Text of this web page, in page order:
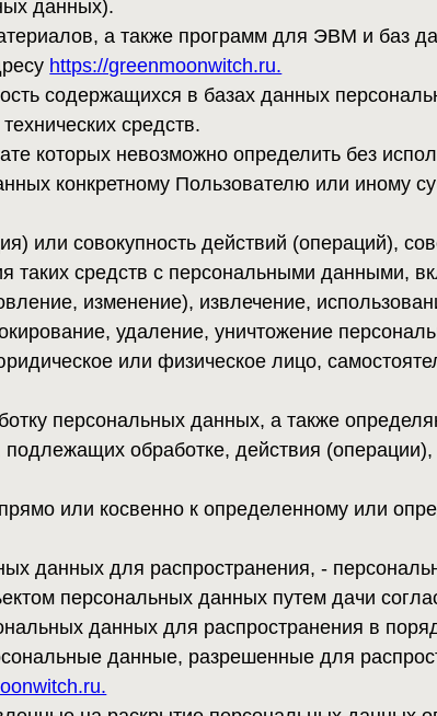
средств.
невозможно определить без использования
Пользователю или иному субъекту
действий (операций), совершаемых
с персональными данными, включая сбор,
извлечение, использование, передачу
или физическое лицо, самостоятельно или
данных, а также определяющие цели
обработке, действия (операции), совершаемые
к определенному или определяемому
для распространения, - персональные данные,
данных путем дачи согласия на
для распространения в порядке,
данные, разрешенные для распространения).
раскрытие персональных данных определенному
на раскрытие персональных данных
с персональными данными
в средствах массовой информации,
доступа к персональным данным каким-